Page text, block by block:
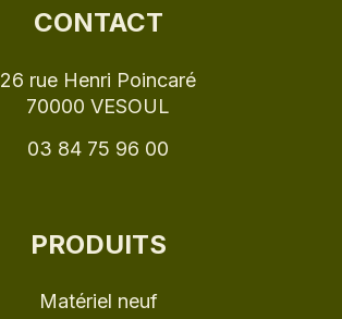
CONTACT
26 rue Henri Poincaré
70000 VESOUL
03 84 75 96 00
PRODUITS
Matériel neuf